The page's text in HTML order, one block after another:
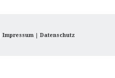
Impressum | Datenschutz